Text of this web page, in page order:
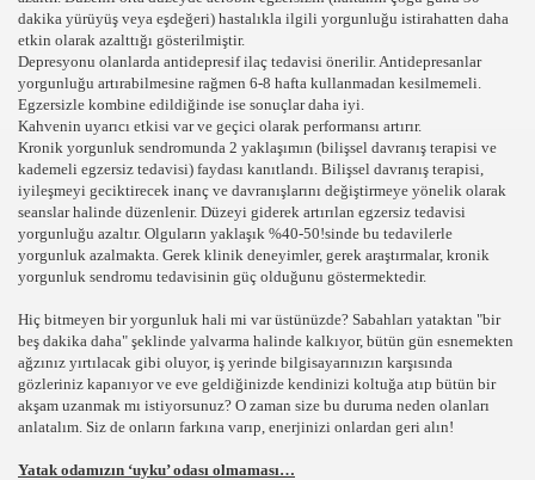
dakika yürüyüş veya eşdeğeri) hastalıkla ilgili yorgunluğu istirahatten daha
etkin olarak azalttığı gösterilmiştir.
Depresyonu olanlarda antidepresif ilaç tedavisi önerilir. Antidepresanlar
yorgunluğu artırabilmesine rağmen 6-8 hafta kullanmadan kesilmemeli.
Egzersizle kombine edildiğinde ise sonuçlar daha iyi.
Kahvenin uyarıcı etkisi var ve geçici olarak performansı artırır.
Kronik yorgunluk sendromunda 2 yaklaşımın (bilişsel davranış terapisi ve
kademeli egzersiz tedavisi) faydası kanıtlandı. Bilişsel davranış terapisi,
iyileşmeyi geciktirecek inanç ve davranışlarını değiştirmeye yönelik olarak
seanslar halinde düzenlenir. Düzeyi giderek artırılan egzersiz tedavisi
yorgunluğu azaltır. Olguların yaklaşık %40-50!sinde bu tedavilerle
yorgunluk azalmakta. Gerek klinik deneyimler, gerek araştırmalar, kronik
yorgunluk sendromu tedavisinin güç olduğunu göstermektedir.
Hiç bitmeyen bir yorgunluk hali mi var üstünüzde? Sabahları yataktan "bir
beş dakika daha" şeklinde yalvarma halinde kalkıyor, bütün gün esnemekten
ağzınız yırtılacak gibi oluyor, iş yerinde bilgisayarınızın karşısında
gözleriniz kapanıyor ve eve geldiğinizde kendinizi koltuğa atıp bütün bir
akşam uzanmak mı istiyorsunuz? O zaman size bu duruma neden olanları
anlatalım. Siz de onların farkına varıp, enerjinizi onlardan geri alın!
Yatak odamızın ‘uyku’ odası olmaması…
YONTEMLERI SAGLIK KOSESI